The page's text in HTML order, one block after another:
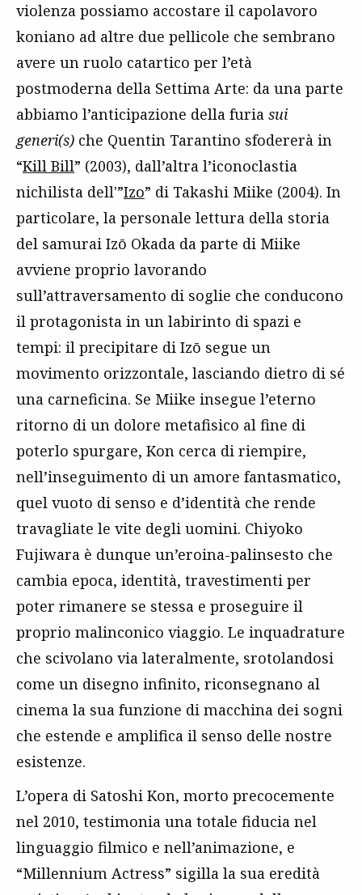
violenza possiamo accostare il capolavoro
koniano ad altre due pellicole che sembrano
avere un ruolo catartico per l’età
postmoderna della Settima Arte: da una parte
abbiamo l’anticipazione della furia sui
generi(s) che Quentin Tarantino sfodererà in
“Kill Bill” (2003), dall’altra l’iconoclastia
nichilista dell'”Izo” di Takashi Miike (2004). In
particolare, la personale lettura della storia
del samurai Izō Okada da parte di Miike
avviene proprio lavorando
sull’attraversamento di soglie che conducono
il protagonista in un labirinto di spazi e
tempi: il precipitare di Izō segue un
movimento orizzontale, lasciando dietro di sé
una carneficina. Se Miike insegue l’eterno
ritorno di un dolore metafisico al fine di
poterlo spurgare, Kon cerca di riempire,
nell’inseguimento di un amore fantasmatico,
quel vuoto di senso e d’identità che rende
travagliate le vite degli uomini. Chiyoko
Fujiwara è dunque un’eroina-palinsesto che
cambia epoca, identità, travestimenti per
poter rimanere se stessa e proseguire il
proprio malinconico viaggio. Le inquadrature
che scivolano via lateralmente, srotolandosi
come un disegno infinito, riconsegnano al
cinema la sua funzione di macchina dei sogni
che estende e amplifica il senso delle nostre
esistenze.
L’opera di Satoshi Kon, morto precocemente
nel 2010, testimonia una totale fiducia nel
linguaggio filmico e nell’animazione, e
“Millennium Actress” sigilla la sua eredità